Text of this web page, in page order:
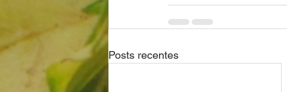
Posts recentes